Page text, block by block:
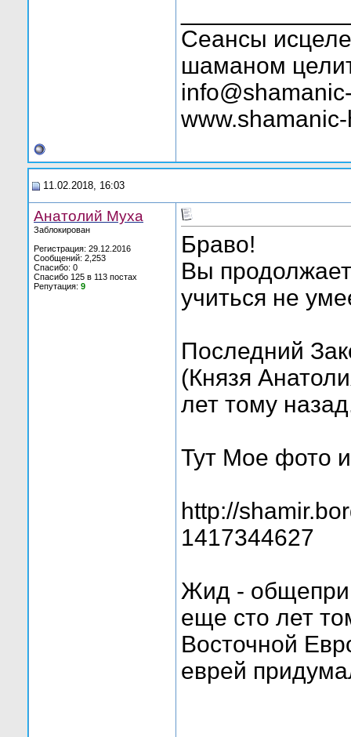
Сеансы
шаманом
11.02.2018, 16:03
Анатолий Муха
Заблокирован
Регистрация: 29.12.2016
Сообщений: 2,253
Спасибо: 0
Спасибо 125 в 113 постах
Репутация: 9
Браво!
Вы
учиться не
Последний
(Князя
лет тому
Тут Мое фото
http://
1417344627
Жид -
еще сто лет
Восточной
еврей